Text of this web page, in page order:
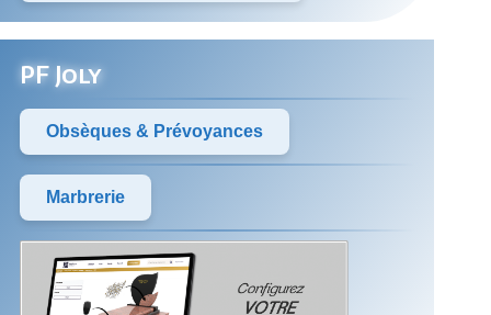
PF Joly
Obsèques & Prévoyances
Marbrerie